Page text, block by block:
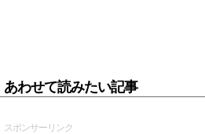
あわせて読みたい記事
スポンサーリンク